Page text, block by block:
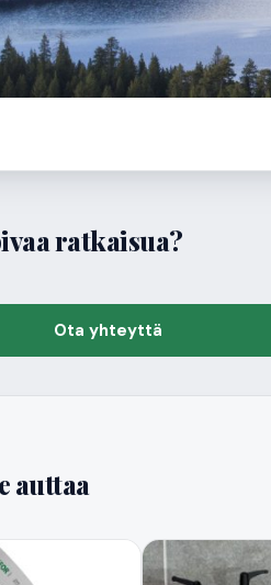
ratkaisua?
Ota yhteyttä
auttaa